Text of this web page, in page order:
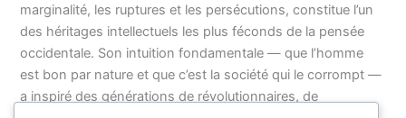
marginalité, les ruptures et les persécutions, constitue l’un
des héritages intellectuels les plus féconds de la pensée
occidentale. Son intuition fondamentale — que l’homme
est bon par nature et que c’est la société qui le corrompt —
a inspiré des générations de révolutionnaires, de